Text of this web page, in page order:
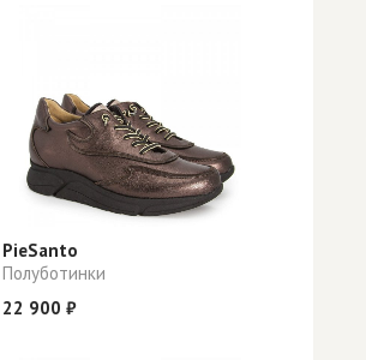
PieSanto
Полуботинки
22 900 ₽